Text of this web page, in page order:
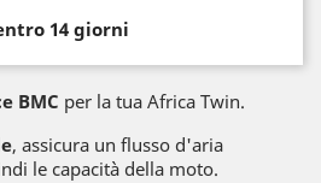
14 giorni
BMC per la tua Africa Twin.
, assicura un flusso d'aria
le capacità della moto.